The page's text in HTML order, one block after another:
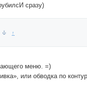
сразу)
↑
меню. =)
или обводка по